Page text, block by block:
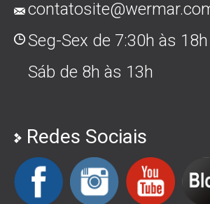
Seg-Sex de 7:30h às 18h
Sáb de 8h às 13h
Redes Sociais